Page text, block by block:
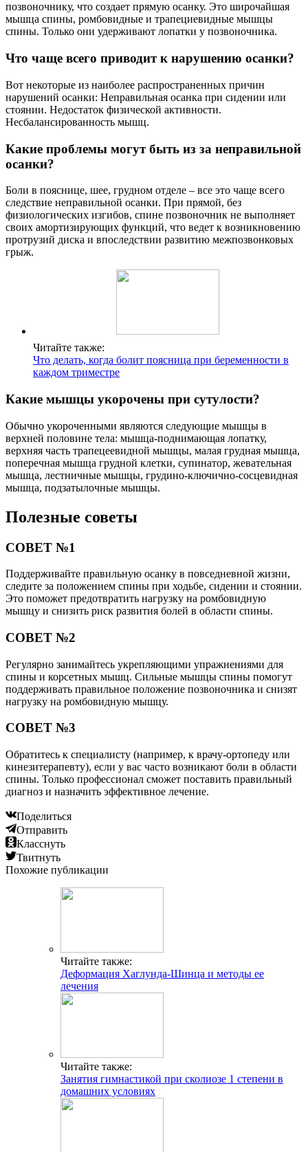
позвоночнику, что создает прямую осанку. Это широчайшая
мышца спины, ромбовидные и трапециевидные мышцы
спины. Только они удерживают лопатки у позвоночника.
Что чаще всего приводит к нарушению осанки?
Вот некоторые из наиболее распространенных причин
нарушений осанки: Неправильная осанка при сидении или
стоянии. Недостаток физической активности.
Несбалансированность мышц.
Какие проблемы могут быть из за неправильной
осанки?
Боли в пояснице, шее, грудном отделе – все это чаще всего
следствие неправильной осанки. При прямой, без
физиологических изгибов, спине позвоночник не выполняет
своих амортизирующих функций, что ведет к возникновению
протрузий диска и впоследствии развитию межпозвонковых
грыж.
Читайте также:
Что делать, когда болит поясница при беременности в
каждом триместре
Какие мышцы укорочены при сутулости?
Обычно укороченными являются следующие мышцы в
верхней половине тела: мышца-поднимающая лопатку,
верхняя часть трапецеевидной мышцы, малая грудная мышца,
поперечная мышца грудной клетки, супинатор, жевательная
мышца, лестничные мышцы, грудино-ключично-сосцевидная
мышца, подзатылочные мышцы.
Полезные советы
СОВЕТ №1
Поддерживайте правильную осанку в повседневной жизни,
следите за положением спины при ходьбе, сидении и стоянии.
Это поможет предотвратить нагрузку на ромбовидную
мышцу и снизить риск развития болей в области спины.
СОВЕТ №2
Регулярно занимайтесь укрепляющими упражнениями для
спины и корсетных мышц. Сильные мышцы спины помогут
поддерживать правильное положение позвоночника и снизят
нагрузку на ромбовидную мышцу.
СОВЕТ №3
Обратитесь к специалисту (например, к врачу-ортопеду или
кинезитерапевту), если у вас часто возникают боли в области
спины. Только профессионал сможет поставить правильный
диагноз и назначить эффективное лечение.
Поделиться
Отправить
Класснуть
Твитнуть
Похожие публикации
Читайте также:
Деформация Хаглунда-Шинца и методы ее
лечения
Читайте также:
Занятия гимнастикой при сколиозе 1 степени в
домашних условиях